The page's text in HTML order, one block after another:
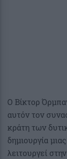
Ο Βίκτορ
αυτόν τον
κράτη των
δημιουργία
λειτουργεί